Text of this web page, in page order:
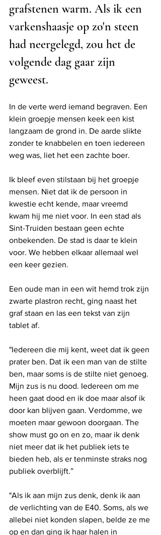
grafstenen warm. Als ik een
varkenshaasje op zo'n steen
had neergelegd, zou het de
volgende dag gaar zijn
geweest.
In de verte werd iemand begraven. Een
klein groepje mensen keek een kist
langzaam de grond in. De aarde slikte
zonder te knabbelen en toen iedereen
weg was, liet het een zachte boer.
Ik bleef even stilstaan bij het groepje
mensen. Niet dat ik de persoon in
kwestie echt kende, maar vreemd
kwam hij me niet voor. In een stad als
Sint-Truiden bestaan geen echte
onbekenden. De stad is daar te klein
voor. We hebben elkaar allemaal wel
een keer gezien.
Een oude man in een wit hemd trok zijn
zwarte plastron recht, ging naast het
graf staan en las een tekst van zijn
tablet af.
"Iedereen die mij kent, weet dat ik geen
prater ben. Dat ik een man van de stilte
ben, maar soms is de stilte niet genoeg.
Mijn zus is nu dood. Iedereen om me
heen gaat dood en ik doe maar alsof ik
door kan blijven gaan. Verdomme, we
moeten maar gewoon doorgaan. The
show must go on en zo, maar ik denk
niet meer dat ik het publiek iets te
bieden heb, als er tenminste straks nog
publiek overblijft.”
"Als ik aan mijn zus denk, denk ik aan
de verlichting van de E40. Soms, als we
allebei niet konden slapen, belde ze me
op en dan ging ik haar halen in